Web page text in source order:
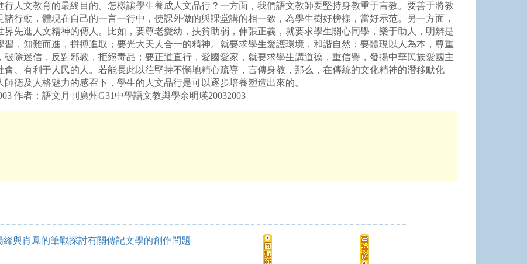
人文教育的最終目的。怎樣讓學生養成人文品行？一方面，我們語文教師要堅持身教重于言教。要善于將教
行動，體現在自己的一言一行中，使課外做的與課堂講的相一致，為學生樹好榜樣，當好示范。另一方面，
先進人文精神的傳人。比如，要尊老愛幼，扶貧助弱，伸張正義，就要求學生關心同學，樂于助人，明辨是
，知難而進，拼搏進取；要光大天人合一的精神。就要求學生愛護環境，和諧自然；要體現以人為本，尊重
除迷信，反對邪教，拒絕毒品；要正道直行，愛國愛家，就要求學生講道德，重信譽，發揚中華民族愛國主
、有利于人民的人。若能長此以往堅持不懈地精心疏導，言傳身教，那么，在傳統的文化精神的潛移默化
德及人格魅力的感召下，學生的人文品行是可以逐步培養塑造出來的。
作者：語文月刊廣州G31中學語文教與學余明瑛20032003
肖鳳的筆戰探討有關傳記文學的創作問題